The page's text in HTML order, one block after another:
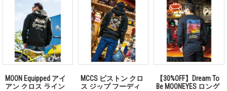
MOON Equipped アイ
アン クロス ライン
MCCS ピストン クロ
ス ジップ フーディ
【30%OFF】Dream To
Be MOONEYES ロング